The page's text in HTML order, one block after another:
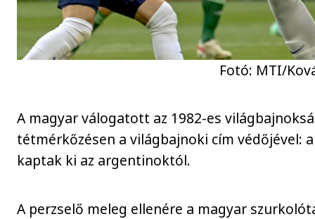
Fotó: MTI/
A magyar válogatott az 1982-es
tétmérkőzésen a világbajnoki cím védőjével:
kaptak ki az argentinoktól.
A perzselő meleg ellenére a magyar